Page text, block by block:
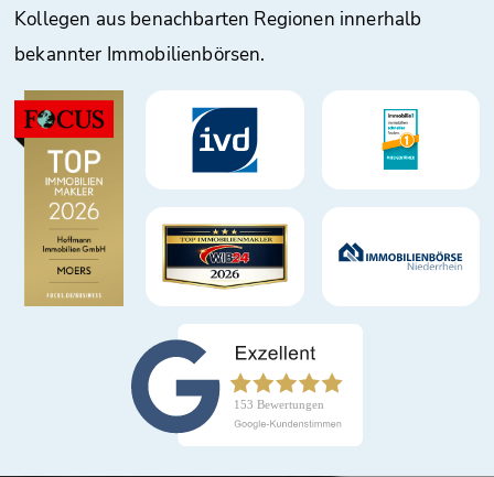
Kollegen aus benachbarten Regionen innerhalb
bekannter Immobilienbörsen.